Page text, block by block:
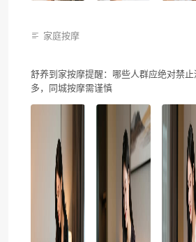
家庭按摩
舒养到家按摩提醒：哪些人群应绝对禁
多，同城按摩需谨慎